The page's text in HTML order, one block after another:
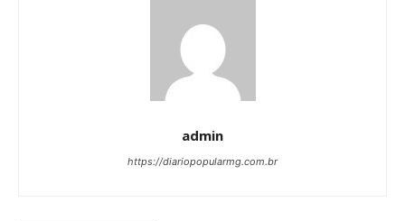
admin
https://diariopopularmg.com.br